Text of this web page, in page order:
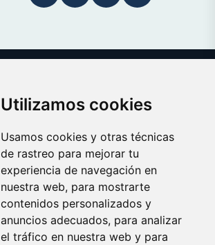
Utilizamos cookies
Usamos cookies y otras técnicas
de rastreo para mejorar tu
experiencia de navegación en
nuestra web, para mostrarte
contenidos personalizados y
anuncios adecuados, para analizar
el tráfico en nuestra web y para